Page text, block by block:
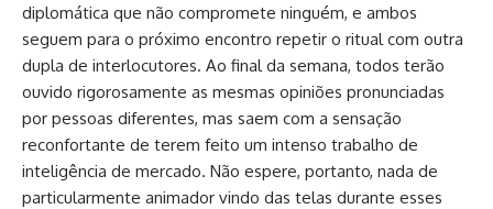
diplomática que não compromete ninguém, e ambos
seguem para o próximo encontro repetir o ritual com outra
dupla de interlocutores. Ao final da semana, todos terão
ouvido rigorosamente as mesmas opiniões pronunciadas
por pessoas diferentes, mas saem com a sensação
reconfortante de terem feito um intenso trabalho de
inteligência de mercado. Não espere, portanto, nada de
particularmente animador vindo das telas durante esses